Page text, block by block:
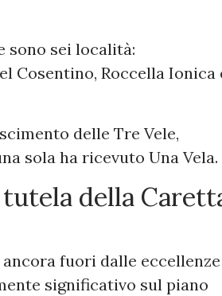
sono sei località:
Cosentino, Roccella Ionica
delle Tre Vele,
sola ha ricevuto Una Vela.
della
fuori dalle eccellenze
significativo sul piano